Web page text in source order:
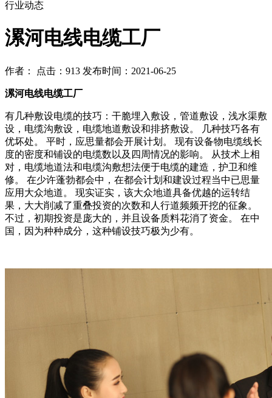
行业动态
漯河电线电缆工厂
作者： 点击：913 发布时间：2021-06-25
漯河电线电缆工厂
有几种敷设电缆的技巧：干脆埋入敷设，管道敷设，浅水渠敷
设，电缆沟敷设，电缆地道敷设和排挤敷设。 几种技巧各有
优坏处。 平时，应思量都会开展计划。 现有设备物电缆线长
度的密度和铺设的电缆数以及四周情况的影响。 从技术上相
对，电缆地道法和电缆沟敷想法便于电缆的建造，护卫和维
修。 在少许蓬勃都会中，在都会计划和建设过程当中已思量
应用大众地道。 现实证实，该大众地道具备优越的运转结
果，大大削减了重叠投资的次数和人行道频频开挖的征象。
不过，初期投资是庞大的，并且设备质料花消了资金。 在中
国，因为种种成分，这种铺设技巧极为少有。